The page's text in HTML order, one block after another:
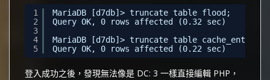
1
2
3
4
5
MariaDB [d7db]> truncate table flood;
Query OK, 0 rows affected (0.32 sec)
MariaDB [d7db]> truncate table cache_entity;
Query OK, 0 rows affected (0.22 sec)
登入成功之後，發現無法像是 DC: 3 一樣直接編輯 PHP，